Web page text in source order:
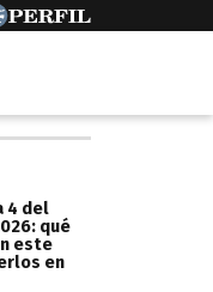
4 del
qué
este
en